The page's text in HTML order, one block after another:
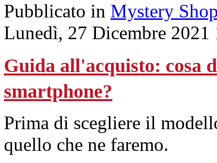
Pubblicato in Mystery
Lunedì, 27 Dicembre 2021
Guida all'acquisto: cosa
smartphone?
Prima di scegliere il
quello che ne faremo.